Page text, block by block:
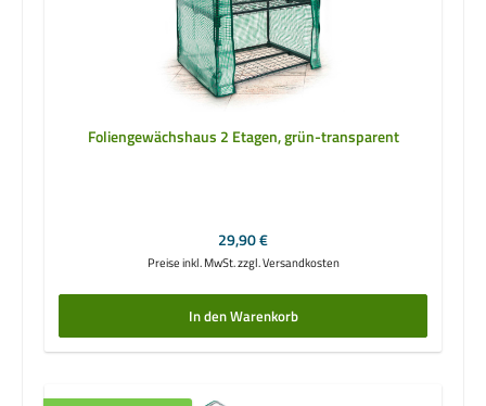
Foliengewächshaus 2 Etagen, grün-transparent
Regulärer Preis:
29,90 €
Preise inkl. MwSt. zzgl. Versandkosten
In den Warenkorb